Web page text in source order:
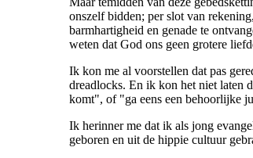
onszelf bidden; per slot van
barmhartigheid en genade te
weten dat God ons geen grotere
Ik kon me al voorstellen dat pas
dreadlocks. En ik kon het niet laten
komt", of "ga eens een behoorlijke
Ik herinner me dat ik als jong
geboren en uit de hippie cultuur